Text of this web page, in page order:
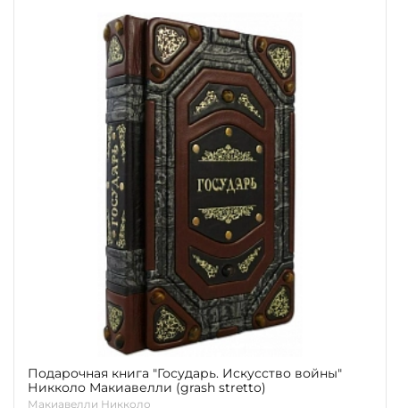
Подарочная книга "Государь. Искусство войны"
Никколо Макиавелли (grash stretto)
Макиавелли Никколо